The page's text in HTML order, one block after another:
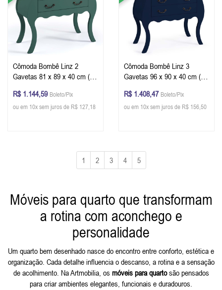
Cômoda Bombê Linz 2
Gavetas 81 x 89 x 40 cm (A
Imbuia Glazer
R$ 1.144,59 Boleto/Pix
ou em 10x sem juros de R$ 127,18
Cômoda Bombê Linz 3
Gavetas 96 x 90 x 40 cm (A
Imbuia Glazer
R$ 1.408,47 Boleto/Pix
ou em 10x sem juros de R$ 156,50
1 2 3 4 5
Móveis para quarto que transformam
a rotina com aconchego e
personalidade
Um quarto bem desenhado nasce do encontro entre conforto, estética e
organização. Cada detalhe influencia o descanso, a rotina e a sensação
de acolhimento. Na Artmobilia, os móveis para quartosão pensados
para criar ambientes elegantes, funcionais e duradouros.